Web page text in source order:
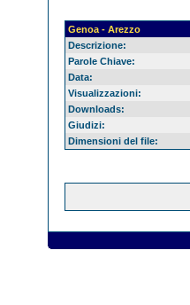
Genoa - Arezzo
Descrizione:
Parole Chiave:
Data:
Visualizzazioni:
Downloads:
Giudizi:
Dimensioni del file: